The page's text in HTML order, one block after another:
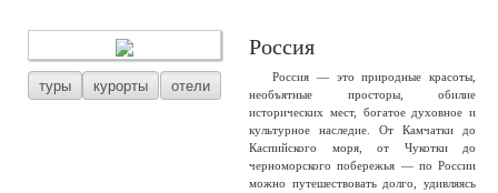
туры курорты отели
Россия
Россия — это природные красоты,
необъятные просторы, обилие
исторических мест, богатое духовное и
культурное наследие. От Камчатки до
Каспийского моря, от Чукотки до
черноморского побережья — по России
можно путешествовать долго, удивляясь